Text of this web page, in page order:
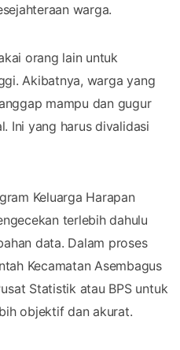
warga.
orang lain untuk
Akibatnya, warga yang
mampu dan gugur
Ini yang harus divalidasi
Keluarga Harapan
terlebih dahulu
data. Dalam proses
Kecamatan Asembagus
Statistik atau BPS untuk
objektif dan akurat.